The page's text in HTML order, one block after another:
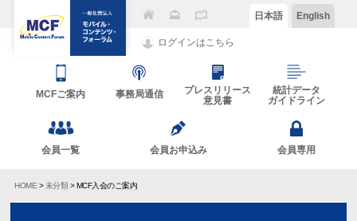
ログインはこちら
日本語 English
MCFご案内 事務局通信
プレスリリース
意見書
統計データ
ガイドライン
会員一覧 会員お申込み 会員専用
HOME >未分類> MCF入会のご案内